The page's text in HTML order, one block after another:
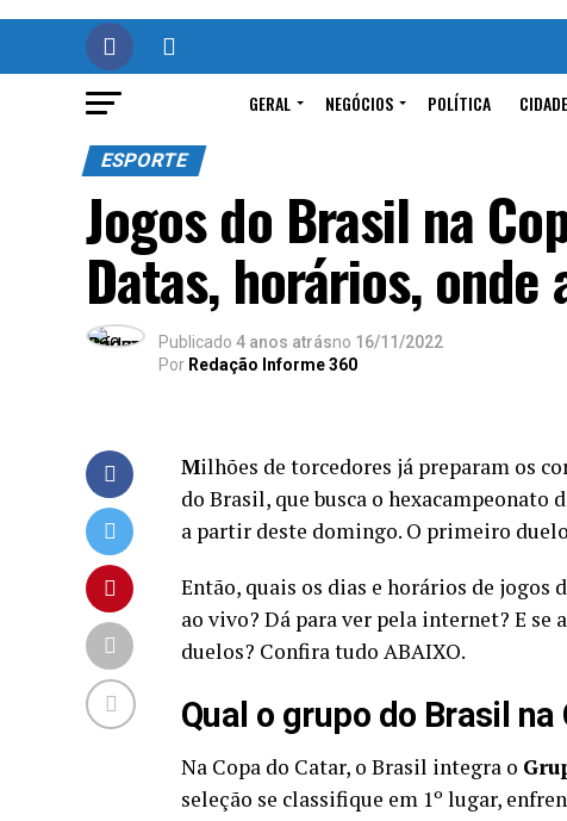
GERAL NEGÓCIOS POLÍTICA
ESPORTE
Jogos do Brasil na
Datas, horários,
Publicado 4 anos atrásno 16/11/2022
Por Redação Informe 360
Milhões de torcedores já preparam os
do Brasil, que busca o hexacampeonato
a partir deste domingo. O primeiro
Então, quais os dias e horários de
ao vivo? Dá para ver pela internet? E se
duelos? Confira tudo ABAIXO.
Qual o grupo do Brasil na
Na Copa do Catar, o Brasil integra o
seleção se classifique em 1º lugar,